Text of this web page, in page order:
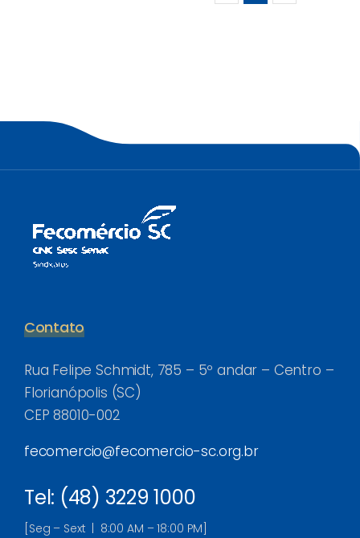
Contato
Rua Felipe Schmidt, 785 – 5º andar – Centro –
Florianópolis (SC)
CEP 88010-002
fecomercio@fecomercio-sc.org.br
Tel: (48) 3229 1000
[Seg – Sext | 8:00 AM – 18:00 PM]